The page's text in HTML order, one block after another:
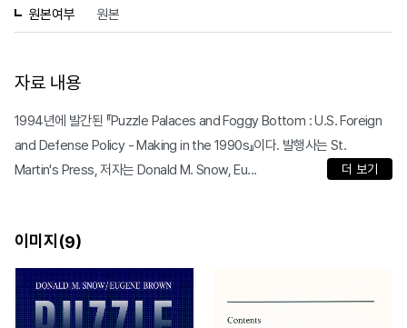
원본여부 원본
자료 내용
1994년에 발간된 『Puzzle Palaces and Foggy Bottom : U.S. Foreign
and Defense Policy - Making in the 1990s』이다. 발행사는 St.
Martin's Press, 저자는 Donald M. Snow, Eu...
더 보기
이미지(9)